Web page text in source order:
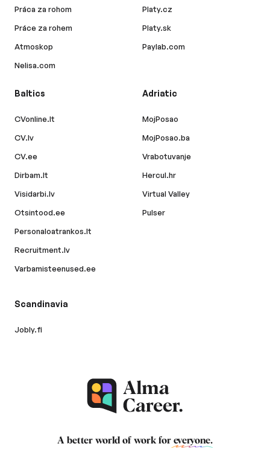
Práca za rohom
Práce za rohem
Atmoskop
Nelisa.com
Platy.cz
Platy.sk
Paylab.com
Baltics
CVonline.lt
CV.lv
CV.ee
Dirbam.lt
Visidarbi.lv
Otsintood.ee
Personaloatrankos.lt
Recruitment.lv
Varbamisteenused.ee
Adriatic
MojPosao
MojPosao.ba
Vrabotuvanje
Hercul.hr
Virtual Valley
Pulser
Scandinavia
Jobly.fi
A better world of work for everyone.